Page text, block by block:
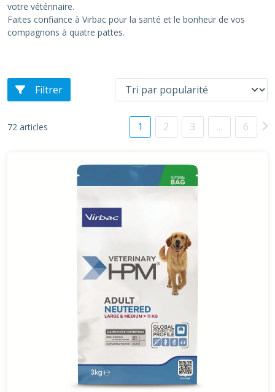
votre vétérinaire.
Faites confiance à Virbac pour la santé et le bonheur de vos
compagnons à quatre pattes.
Filtrer
72 articles 1 2 3 … 6